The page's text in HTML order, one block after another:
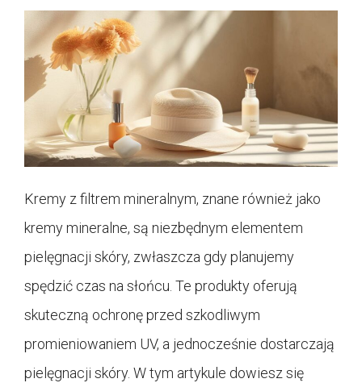
Kremy z filtrem mineralnym, znane również jako
kremy mineralne, są niezbędnym elementem
pielęgnacji skóry, zwłaszcza gdy planujemy
spędzić czas na słońcu. Te produkty oferują
skuteczną ochronę przed szkodliwym
promieniowaniem UV, a jednocześnie dostarczają
pielęgnacji skóry. W tym artykule dowiesz się